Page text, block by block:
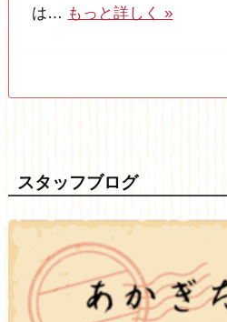
は… もっと詳しく »
スタッフブログ